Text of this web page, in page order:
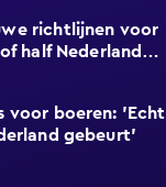
richtlijnen voor
half Nederland
voor boeren: 'Echt
gebeurt'